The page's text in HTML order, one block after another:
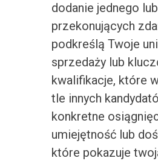
dodanie jednego
przekonujących
podkreślą Twoje
sprzedaży lub
kwalifikacje, które
tle innych
konkretne
umiejętność lub
które pokazuje